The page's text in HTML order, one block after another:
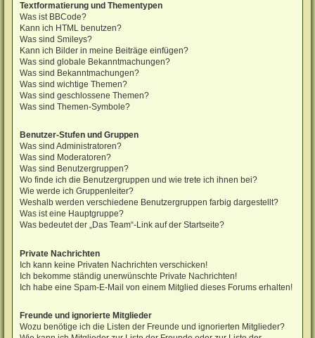
Textformatierung und Thementypen
Was ist BBCode?
Kann ich HTML benutzen?
Was sind Smileys?
Kann ich Bilder in meine Beiträge einfügen?
Was sind globale Bekanntmachungen?
Was sind Bekanntmachungen?
Was sind wichtige Themen?
Was sind geschlossene Themen?
Was sind Themen-Symbole?
Benutzer-Stufen und Gruppen
Was sind Administratoren?
Was sind Moderatoren?
Was sind Benutzergruppen?
Wo finde ich die Benutzergruppen und wie trete ich ihnen bei?
Wie werde ich Gruppenleiter?
Weshalb werden verschiedene Benutzergruppen farbig dargestellt?
Was ist eine Hauptgruppe?
Was bedeutet der „Das Team“-Link auf der Startseite?
Private Nachrichten
Ich kann keine Privaten Nachrichten verschicken!
Ich bekomme ständig unerwünschte Private Nachrichten!
Ich habe eine Spam-E-Mail von einem Mitglied dieses Forums erhalten!
Freunde und ignorierte Mitglieder
Wozu benötige ich die Listen der Freunde und ignorierten Mitglieder?